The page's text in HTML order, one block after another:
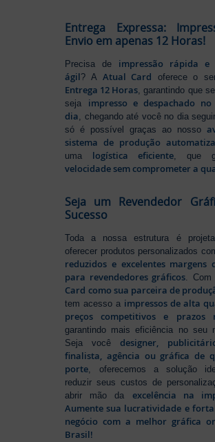
Entrega Expressa:
Envio em apenas 12 Horas!
Precisa de impressão rápida e
ágil? A Atual Card oferece o
Entrega 12 Horas , garantindo que
seja impresso e despachado no
dia , chegando até você no dia
só é possível graças ao nosso
sistema de produção
uma logística eficiente , que
velocidade sem comprometer a
Seja um Revendedor
Sucesso
Toda a nossa estrutura é
oferecer produtos personalizados
reduzidos e excelentes margens
para revendedores gráficos. Com
Card como sua parceira de
tem acesso a impressos de alta
preços competitivos e prazos
garantindo mais eficiência no seu
Seja vocêdesigner,
finalista, agência ou gráfica de
porte, oferecemos a solução
reduzir seus custos de
abrir mão da excelência na
Aumente sua lucratividade e
negócio com a melhor gráfica
Brasil!